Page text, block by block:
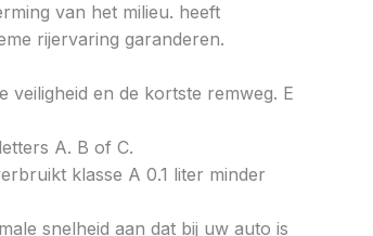
van het milieu. heeft
rijervaring garanderen.
en de kortste remweg. E
A. B of C.
klasse A 0.1 liter minder
snelheid aan dat bij uw auto is